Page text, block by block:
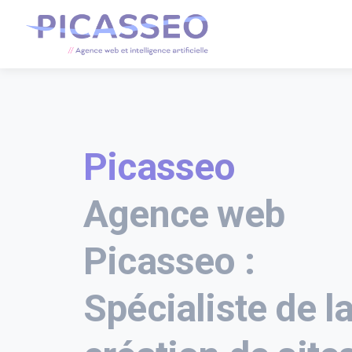
Picasseo
Agence web
Picasseo :
Spécialiste de